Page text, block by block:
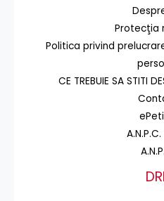
Protecţia
Politica privind
CE TREBUIE SA STITI